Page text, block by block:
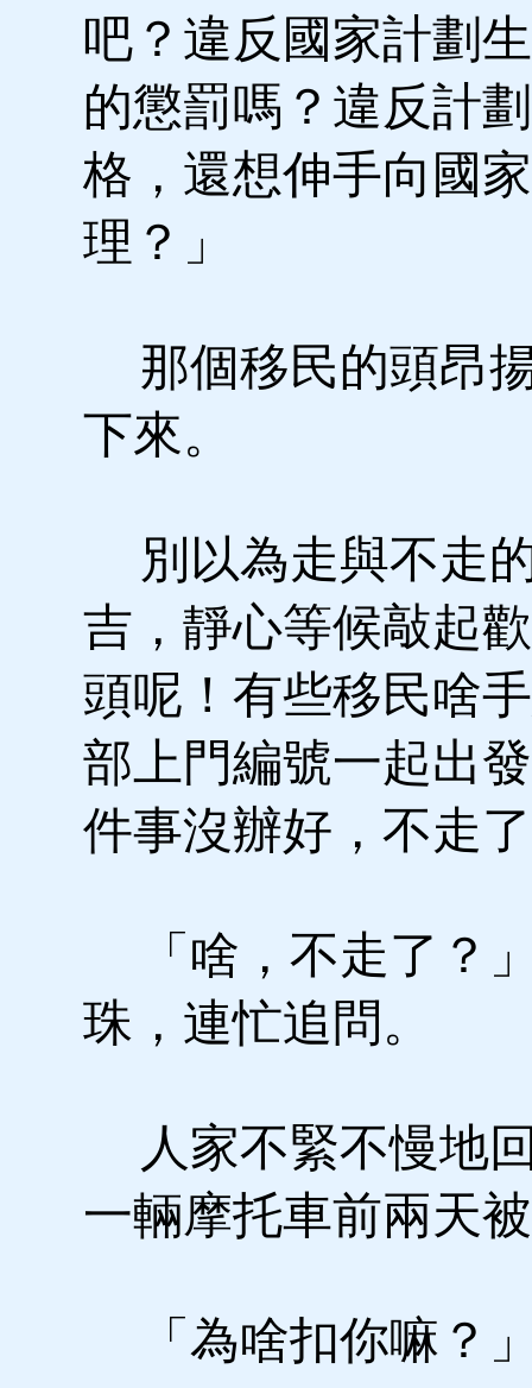
吧？違反國家計劃
的懲罰嗎？違反計
格，還想伸手向國
理？」
那個移民的頭昂
下來。
別以為走與不走
吉，靜心等候敲起
頭呢！有些移民啥
部上門編號一起出
件事沒辦好，不走
「啥，不走了？
珠，連忙追問。
人家不緊不慢地
一輛摩托車前兩天
「為啥扣你嘛？